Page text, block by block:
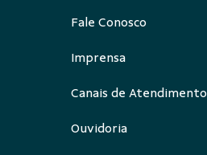
Fale Conosco
Imprensa
Canais de Atendimento
Ouvidoria